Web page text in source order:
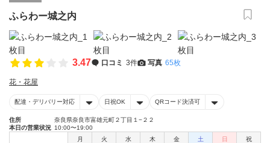
ふらわー城之内
3.47 口コミ 3件 写真 65枚
花・花屋
配達・デリバリー対応 日祝OK QRコード決済可
住所
奈良県奈良市富雄元町２丁目１−２２
本日の営業状況 10:00〜19:00
月
火 水 木 金 土 日 祝